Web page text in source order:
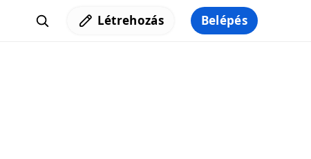
Létrehozás Belépés